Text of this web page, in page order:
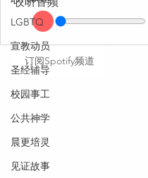
LGBTQ
宣教动员
圣经辅导
校园事工
公共神学
晨更培灵
见证故事
订阅Spotify频道